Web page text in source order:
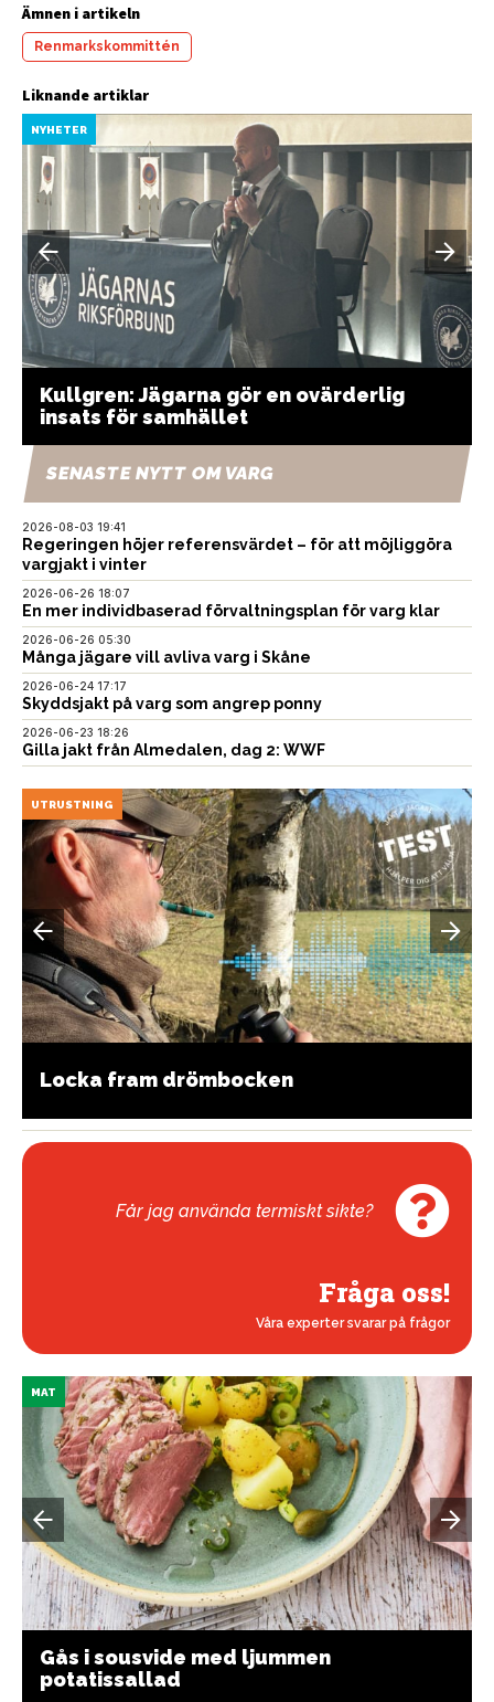
Ämnen i artikeln
Renmarkskommittén
Liknande artiklar
NYHETER
Kullgren: Jägarna gör en ovärderlig
insats för samhället
SENASTE NYTT OM VARG
2026-08-03 19:41
Regeringen höjer referensvärdet – för att möjliggöra
vargjakt i vinter
2026-06-26 18:07
En mer individbaserad förvaltningsplan för varg klar
2026-06-26 05:30
Många jägare vill avliva varg i Skåne
2026-06-24 17:17
Skyddsjakt på varg som angrep ponny
2026-06-23 18:26
Gilla jakt från Almedalen, dag 2: WWF
UTRUSTNING
Locka fram drömbocken
Får jag använda termiskt sikte?
Fråga oss!
Våra experter svarar på frågor
MAT
Gås i sousvide med ljummen
potatissallad